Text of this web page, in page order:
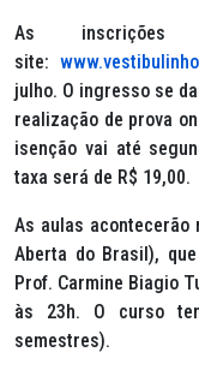
As
site:
julho. O ingresso se
realização de prova
isenção vai até
taxa será de R$ 19,00.
As aulas acontecerão
Aberta do Brasil),
Prof. Carmine Biagio
às 23h. O curso
semestres).